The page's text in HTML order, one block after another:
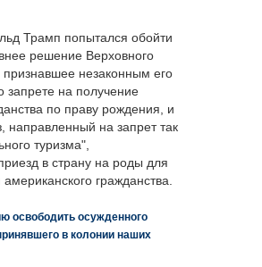
Трамп попытался обойти
решение Верховного
признавшее незаконным его
запрете на получение
по праву рождения, и
направленный на запрет так
туризма",
в страну на роды для
гражданства.
освободить осужденного
в колонии наших